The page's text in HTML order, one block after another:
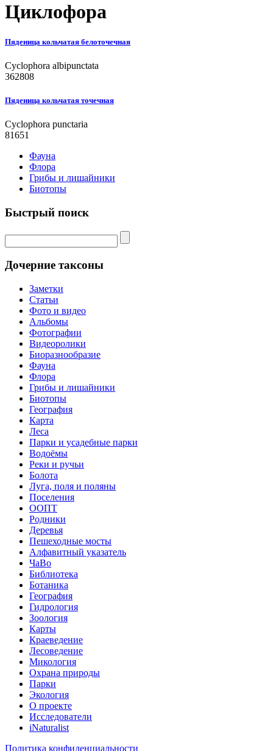
Циклофора
Пяденица кольчатая белоточечная
Cyclophora albipunctata
362808
Пяденица кольчатая точечная
Cyclophora punctaria
81651
Фауна
Флора
Грибы и лишайники
Биотопы
Быстрый поиск
Дочерние таксоны
Заметки
Статьи
Фото и видео
Альбомы
Фотографии
Видеоролики
Биоразнообразие
Фауна
Флора
Грибы и лишайники
Биотопы
География
Карта
Леса
Парки и усадебные парки
Водоёмы
Реки и ручьи
Болота
Луга, поля и поляны
Поселения
ООПТ
Родники
Деревья
Пешеходные мосты
Алфавитный указатель
ЧаВо
Библиотека
Ботаника
География
Гидрология
Зоология
Карты
Краеведение
Лесоведение
Микология
Охрана природы
Парки
Экология
О проекте
Исследователи
iNaturalist
Политика конфиденциальности